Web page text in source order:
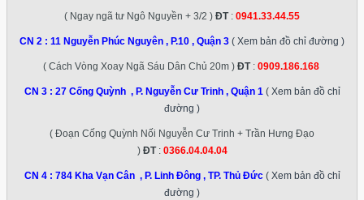
( Ngay ngã tư Ngô Nguyền + 3/2 ) ĐT: 0941.33.44.55
CN 2 : 11 Nguyễn Phúc Nguyên , P.10 , Quận 3 ( Xem bản đồ chỉ đường )
( Cách Vòng Xoay Ngã Sáu Dân Chủ 20m ) ĐT: 0909.186.168
CN 3 : 27 Cống Quỳnh , P. Nguyễn Cư Trinh , Quận 1 ( Xem bản đồ chỉ
đường )
( Đoạn Cống Quỳnh Nối Nguyễn Cư Trinh + Trần Hưng Đạo
) ĐT: 0366.04.04.04
CN 4 : 784 Kha Vạn Cân , P. Linh Đông , TP. Thủ Đức( Xem bản đồ chỉ
đường )